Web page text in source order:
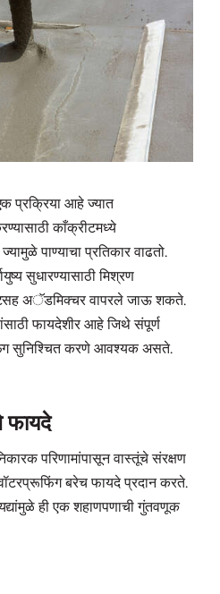
प्रक्रिया आहे ज्यात
काँक्रीटमध्ये
पाण्याचा प्रतिकार वाढतो.
सुधारण्यासाठी मिश्रण
अॅडमिक्चर वापरले जाऊ शकते.
फायदेशीर आहे जिथे संपूर्ण
सुनिश्चित करणे आवश्यक असते.
फायदे
परिणामांपासून वास्तूंचे संरक्षण
बरेच फायदे प्रदान करते.
ही एक शहाणपणाची गुंतवणूक